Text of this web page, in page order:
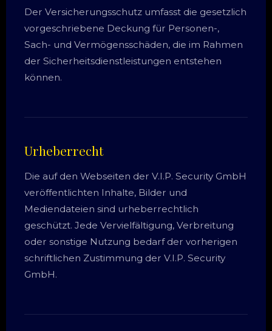
Der Versicherungsschutz umfasst die gesetzlich
vorgeschriebene Deckung für Personen-,
Sach- und Vermögensschäden, die im Rahmen
der Sicherheitsdienstleistungen entstehen
können.
Urheberrecht
Die auf den Webseiten der V.I.P. Security GmbH
veröffentlichten Inhalte, Bilder und
Mediendateien sind urheberrechtlich
geschützt. Jede Vervielfältigung, Verbreitung
oder sonstige Nutzung bedarf der vorherigen
schriftlichen Zustimmung der V.I.P. Security
GmbH.